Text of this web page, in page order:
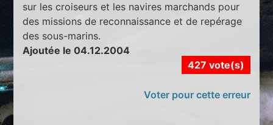
sur les croiseurs et les navires marchands pour
des missions de reconnaissance et de repérage
des sous-marins.
Ajoutée le 04.12.2004
427 vote(s)
Voter pour cette erreur